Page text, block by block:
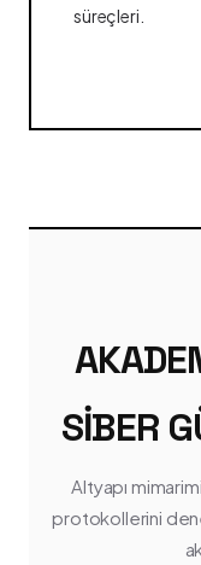
süreçleri.
SIBER
Altyapı
protokollerini